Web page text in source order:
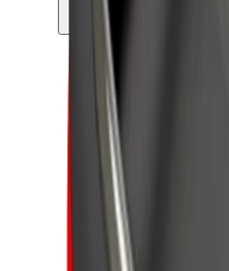
Turer
Sparkesykler
Bolt Market
Bolt Food
Bolt Drive
Bolt for Business